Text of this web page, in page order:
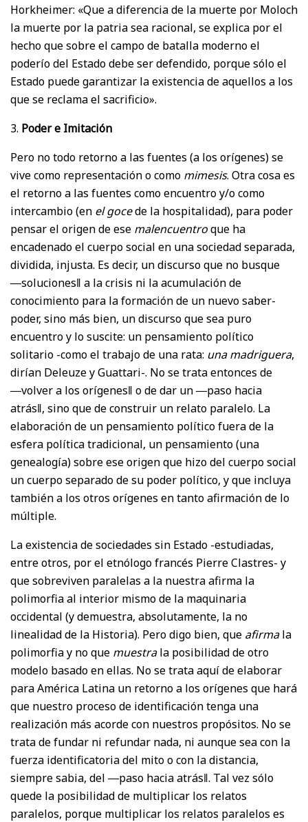
Horkheimer: «Que a diferencia de la muerte por Moloch
la muerte por la patria sea racional, se explica por el
hecho que sobre el campo de batalla moderno el
poderío del Estado debe ser defendido, porque sólo el
Estado puede garantizar la existencia de aquellos a los
que se reclama el sacrificio».
3. Poder e Imitación
Pero no todo retorno a las fuentes (a los orígenes) se
vive como representación o como mimesis. Otra cosa es
el retorno a las fuentes como encuentro y/o como
intercambio (en el gocede la hospitalidad), para poder
pensar el origen de ese malencuentroque ha
encadenado el cuerpo social en una sociedad separada,
dividida, injusta. Es decir, un discurso que no busque
―soluciones‖ a la crisis ni la acumulación de
conocimiento para la formación de un nuevo saber-
poder, sino más bien, un discurso que sea puro
encuentro y lo suscite: un pensamiento político
solitario -como el trabajo de una rata: una madriguera,
dirían Deleuze y Guattari-. No se trata entonces de
―volver a los orígenes‖ o de dar un ―paso hacia
atrás‖, sino que de construir un relato paralelo. La
elaboración de un pensamiento político fuera de la
esfera política tradicional, un pensamiento (una
genealogía) sobre ese origen que hizo del cuerpo social
un cuerpo separado de su poder político, y que incluya
también a los otros orígenes en tanto afirmación de lo
múltiple.
La existencia de sociedades sin Estado -estudiadas,
entre otros, por el etnólogo francés Pierre Clastres- y
que sobreviven paralelas a la nuestra afirma la
polimorfia al interior mismo de la maquinaria
occidental (y demuestra, absolutamente, la no
linealidad de la Historia). Pero digo bien, que afirmala
polimorfia y no que muestrala posibilidad de otro
modelo basado en ellas. No se trata aquí de elaborar
para América Latina un retorno a los orígenes que hará
que nuestro proceso de identificación tenga una
realización más acorde con nuestros propósitos. No se
trata de fundar ni refundar nada, ni aunque sea con la
fuerza identificatoria del mito o con la distancia,
siempre sabia, del ―paso hacia atrás‖. Tal vez sólo
quede la posibilidad de multiplicar los relatos
paralelos, porque multiplicar los relatos paralelos es